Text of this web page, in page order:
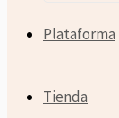
Plataforma
Tienda